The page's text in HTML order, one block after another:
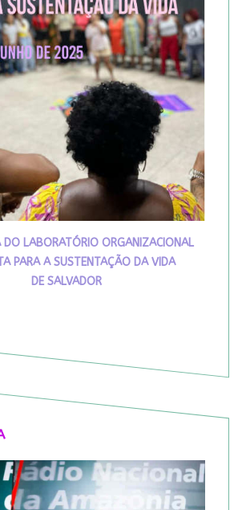
DO LABORATÓRIO ORGANIZACIONAL
PARA A SUSTENTAÇÃO DA VIDA
DE SALVADOR